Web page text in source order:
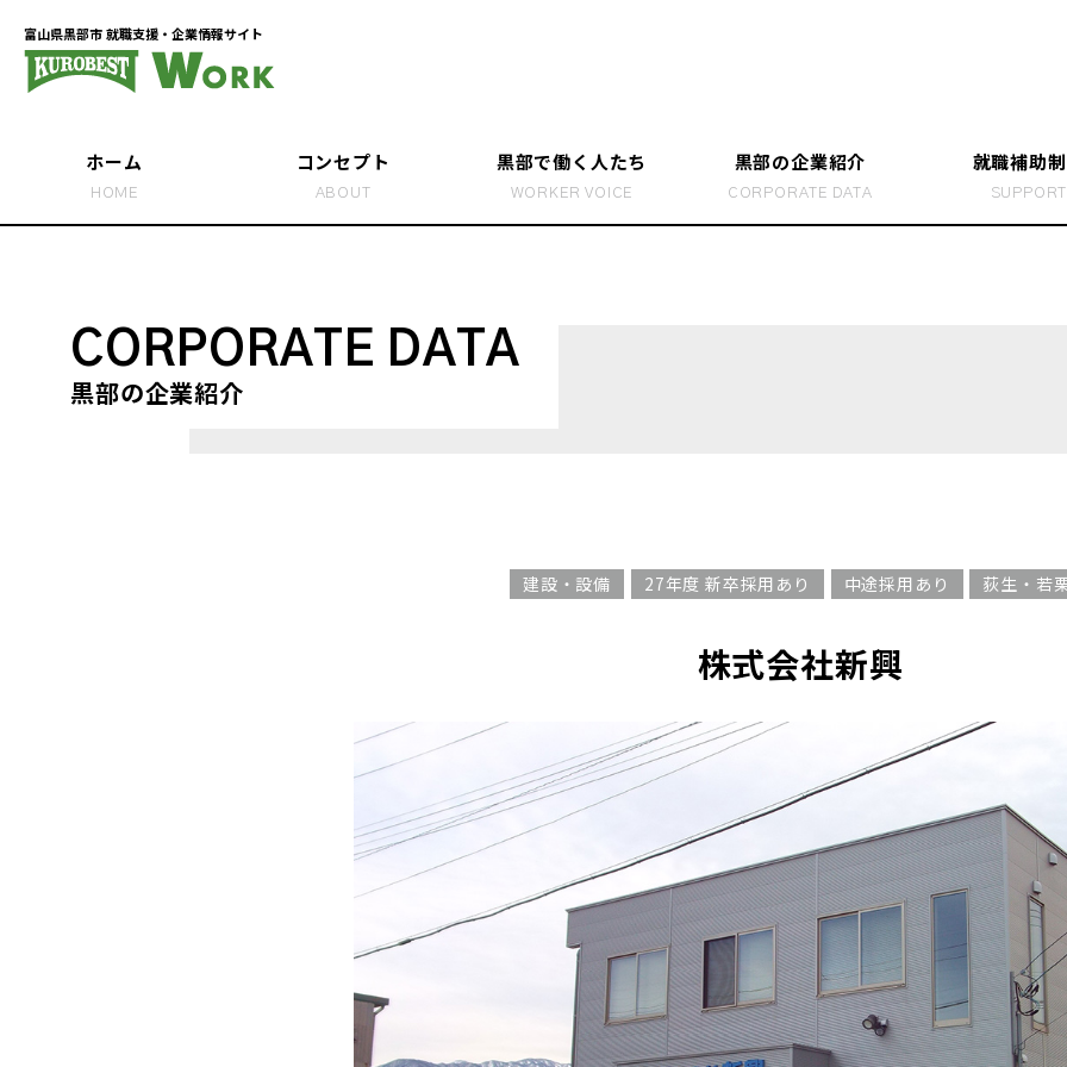
富山県黒部市 就職支援・企業情報サイト
ホーム
HOME
コンセプト
ABOUT
黒部で働く人たち
WORKER VOICE
黒部の企業紹介
CORPORATE DATA
就職補助
SUPPORT
学生たちと “就活ホンネBOOK” つくりました
CORPORATE DATA
黒部の企業紹介
建設・設備 27年度 新卒採用あり 中途採用あり 荻生・若
株式会社新興